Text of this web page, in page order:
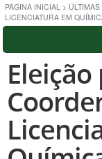
PÁGINA INICIAL >
LICENCIATURA EM
Eleição